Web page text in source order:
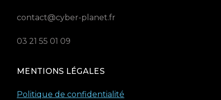
contact@cyber-planet.fr
03 21 55 01 09
MENTIONS LÉGALES
Politique de confidentialité